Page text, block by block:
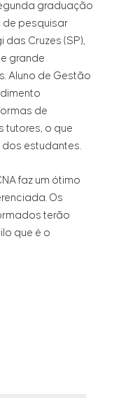
graduação
de pesquisar
Cruzes (SP),
grande
Aluno de Gestão
de
tutores, o que
estudantes.
faz um ótimo
Os
terão
que é o